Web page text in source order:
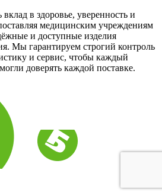
в здоровье, уверенность и
медицинским учреждениям
и доступные изделия
Мы гарантируем строгий контроль
и сервис, чтобы каждый
доверять каждой поставке.